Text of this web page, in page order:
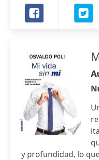
y profundidad, lo